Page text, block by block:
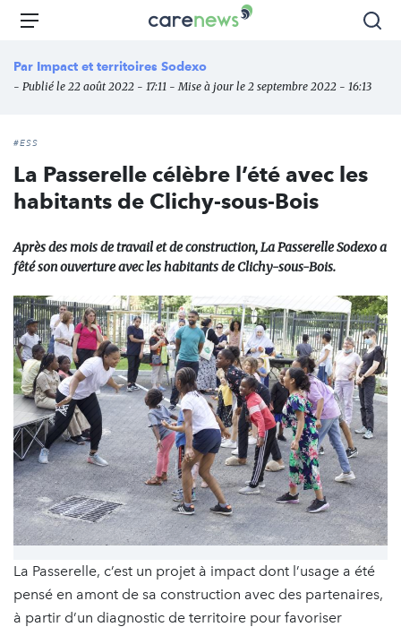
Aller
principal
Carenews,
média
des
Menu
Par Impact et territoires Sodexo
- Publié le 22 août 2022 - 17:11 - Mise à jour le 2 septembre 2022 - 16:13
#ESS
La Passerelle célèbre l’été avec les
habitants de Clichy-sous-Bois
Après des mois de travail et de construction, La Passerelle Sodexo a
fêté son ouverture avec les habitants de Clichy-sous-Bois.
La Passerelle, c’est un projet à impact dont l’usage a été
pensé en amont de sa construction avec des partenaires,
à partir d’un diagnostic de territoire pour favoriser